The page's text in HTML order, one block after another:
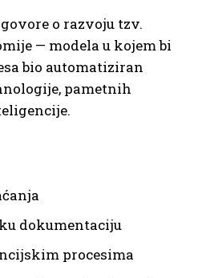
o razvoju tzv.
— modela u kojem bi
bio automatiziran
pametnih
dokumentaciju
procesima